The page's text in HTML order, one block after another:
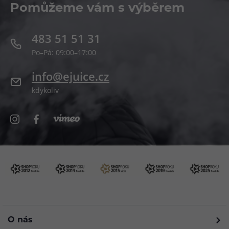
Pomůžeme vám s výběrem
483 51 51 31
Po–Pá: 09:00–17:00
info@ejuice.cz
kdykoliv
O nás